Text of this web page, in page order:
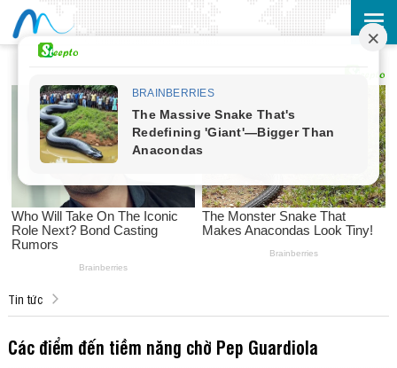
Tin tức
Các điểm đến tiềm năng chờ Pep Guardiola